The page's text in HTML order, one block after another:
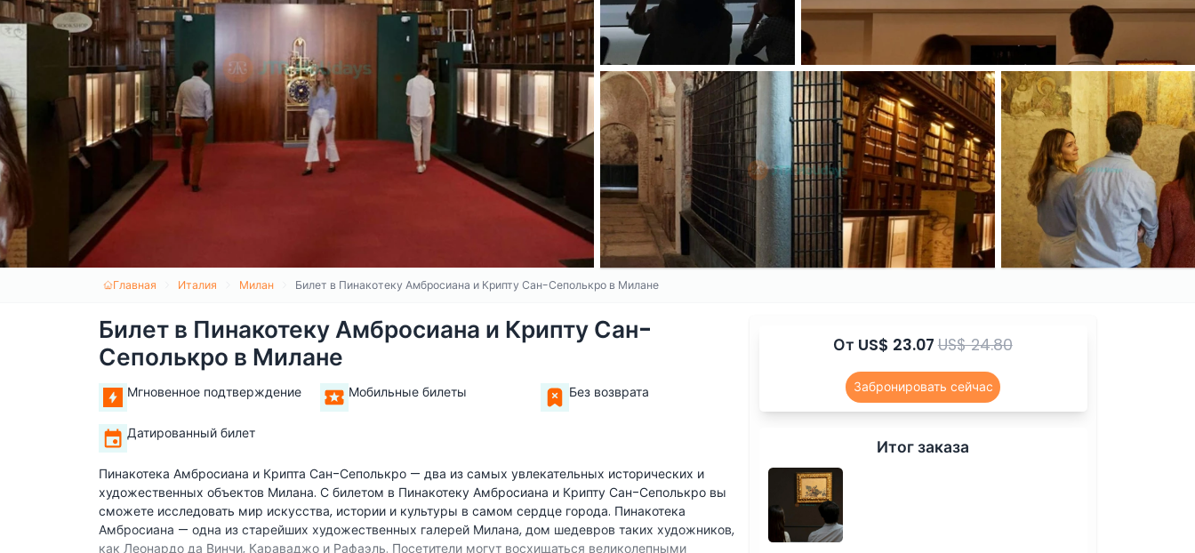
Главная Италия Милан Билет в Пинакотеку Амбросиана и Крипту Сан-Сеполькро в Милане
Билет в Пинакотеку Амбросиана и Крипту Сан-
Сеполькро в Милане
Мгновенное подтверждение Мобильные билеты Без возврата
Датированный билет
Пинакотека Амбросиана и Крипта Сан-Сеполькро — два из самых увлекательных исторических и
художественных объектов Милана. С билетом в Пинакотеку Амбросиана и Крипту Сан-Сеполькро вы
сможете исследовать мир искусства, истории и культуры в самом сердце города. Пинакотека
Амбросиана — одна из старейших художественных галерей Милана, дом шедевров таких художников,
как Леонардо да Винчи, Караваджо и Рафаэль. Посетители могут восхищаться великолепными
От US$ 23.07US$ 24.80
Забронировать сейчас
Итог заказа